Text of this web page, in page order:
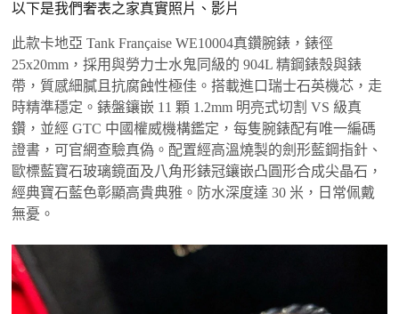
以下是我們奢表之家真實照片、影片
此款卡地亞 Tank Française WE10004真鑽腕錶，錶徑
25x20mm，採用與勞力士水鬼同級的 904L 精鋼錶殼與錶
帶，質感細膩且抗腐蝕性極佳。搭載進口瑞士石英機芯，走
時精準穩定。錶盤鑲嵌 11 顆 1.2mm 明亮式切割 VS 級真
鑽，並經 GTC 中國權威機構鑑定，每隻腕錶配有唯一編碼
證書，可官網查驗真偽。配置經高溫燒製的劍形藍鋼指針、
歐標藍寶石玻璃鏡面及八角形錶冠鑲嵌凸圓形合成尖晶石，
經典寶石藍色彰顯高貴典雅。防水深度達 30 米，日常佩戴
無憂。